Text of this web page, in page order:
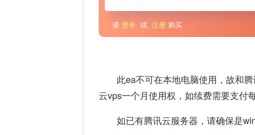
请 登录 或 注册 购买
此ea不可在本地电脑使用，故和
云vps一个月使用权，如续费需要支付
如已有腾讯云服务器，请确保是